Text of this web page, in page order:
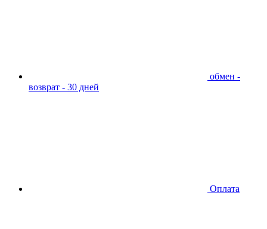
обмен -
возврат - 30 дней
Оплата